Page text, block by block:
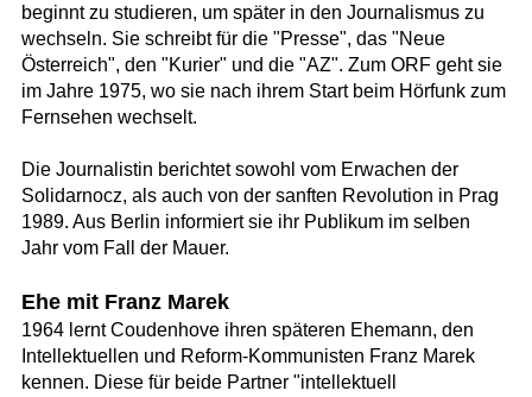
beginnt zu studieren, um später in den Journalismus zu
wechseln. Sie schreibt für die "Presse", das "Neue
Österreich", den "Kurier" und die "AZ". Zum ORF geht sie
im Jahre 1975, wo sie nach ihrem Start beim Hörfunk zum
Fernsehen wechselt.
Die Journalistin berichtet sowohl vom Erwachen der
Solidarnocz, als auch von der sanften Revolution in Prag
1989. Aus Berlin informiert sie ihr Publikum im selben
Jahr vom Fall der Mauer.
Ehe mit Franz Marek
1964 lernt Coudenhove ihren späteren Ehemann, den
Intellektuellen und Reform-Kommunisten Franz Marek
kennen. Diese für beide Partner "intellektuell